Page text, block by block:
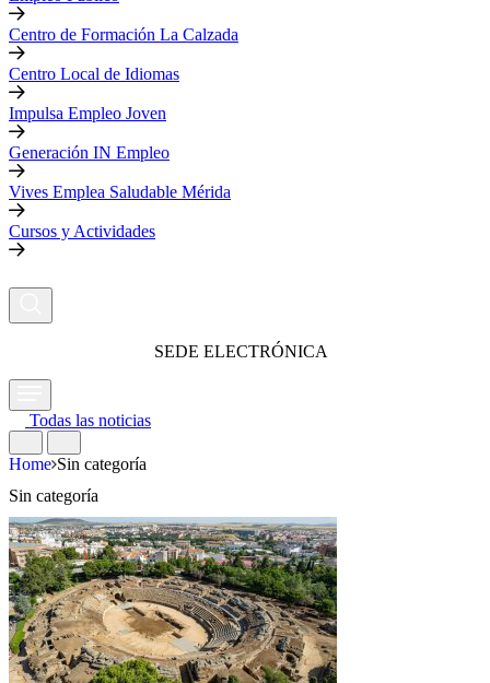
Centro de Formación La Calzada
Centro Local de Idiomas
Impulsa Empleo Joven
Generación IN Empleo
Vives Emplea Saludable Mérida
Cursos y Actividades
SEDE ELECTRÓNICA
Todas las noticias
Home Sin categoría
Sin categoría